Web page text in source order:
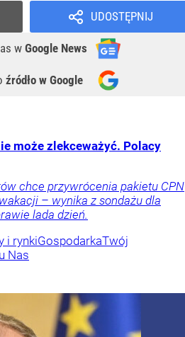
UDOSTĘPNIJ
w Google News
źródło w Google
może zlekceważyć. Polacy
chce przywrócenia pakietu CPN
– wynika z sondażu dla
lada dzień.
i rynkiGospodarkaTwój
Nas